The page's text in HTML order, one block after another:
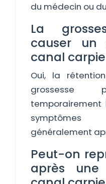
du médecin ou
La
causer un
canal
Oui, la
grossesse
généralement
Peut-on
après